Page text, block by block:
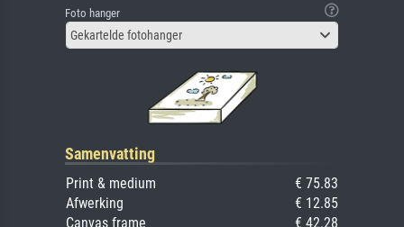
Foto hanger
Gekartelde fotohanger
Samenvatting
Print & medium
€ 75.83
Afwerking
€ 12.85
Canvas frame
€ 42.28